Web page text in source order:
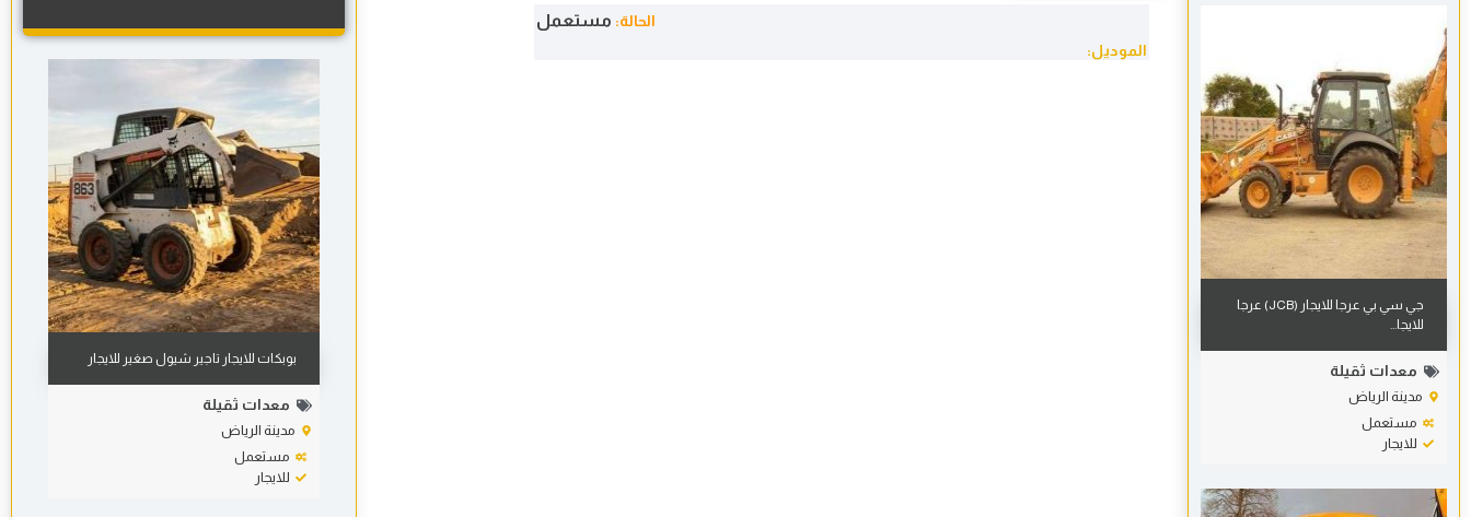
جي سي بي عرجا للايجار (JCB) عرجا
للايجا...
معدات ثقيلة
مدينة الرياض
مستعمل
للايجار
الحالة: مستعمل
الموديل:
بوبكات للايجار تاجير شيول صغير للايجار
معدات ثقيلة
مدينة الرياض
مستعمل
للايجار